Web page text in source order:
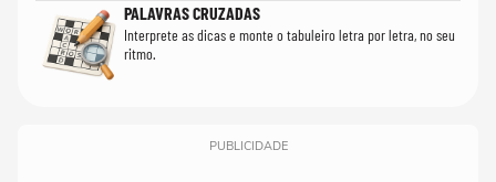
PALAVRAS CRUZADAS
Interprete as dicas e monte o tabuleiro letra por letra, no seu
ritmo.
PUBLICIDADE